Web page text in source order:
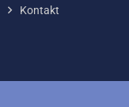
Kontakt